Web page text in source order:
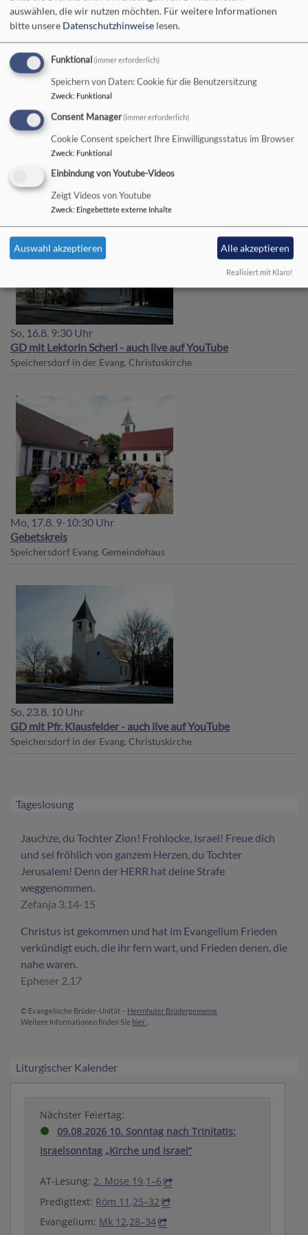
So, 9.8. 9:30 Uhr
GD mit Lektor Steininger - auch live auf YouTube
Speichersdorfin der Evang. Christuskirche
So, 16.8. 9:30 Uhr
GD mit Lektorin Scherl - auch live auf YouTube
Speichersdorf in der Evang. Christuskirche
Mo, 17.8. 9-10:30 Uhr
Gebetskreis
Speichersdorf Evang. Gemeindehaus
So, 23.8. 10 Uhr
GD mit Pfr. Klausfelder - auch live auf YouTube
Speichersdorf in der Evang. Christuskirche
Tageslosung
Jauchze, du Tochter Zion! Frohlocke, Israel! Freue dich
und sei fröhlich von ganzem Herzen, du Tochter
Jerusalem! Denn der HERR hat deine Strafe
weggenommen.
Zefanja 3,14-15
Christus ist gekommen und hat im Evangelium Frieden
verkündigt euch, die ihr fern wart, und Frieden denen, die
nahe waren.
Epheser 2,17
© Evangelische Brüder-Unität – Herrnhuter Brüdergemeine
Weitere Informationen finden Sie hier
Liturgischer Kalender
Nächster Feiertag:
09.08.2026 10. Sonntag nach Trinitatis:
Israelsonntag „Kirche und Israel“
AT-Lesung: 2. Mose 19,1–6
Predigttext: Röm 11,25–32
Evangelium: Mk 12,28–34
auswählen, die wir nutzen möchten. Für weitere Informationen
bitte unsere Datenschutzhinweise lesen.
Funktional (immer erforderlich)
Speichern von Daten: Cookie für die Benutzersitzung
Zweck: Funktional
Consent Manager(immer erforderlich)
Cookie Consent speichert Ihre Einwilligungsstatus im Browser
Zweck: Funktional
Einbindung von Youtube-Videos
Zeigt Videos von Youtube
Zweck: Eingebettete externe Inhalte
Auswahl akzeptieren Alle akzeptieren
Realisiert mit Klaro!